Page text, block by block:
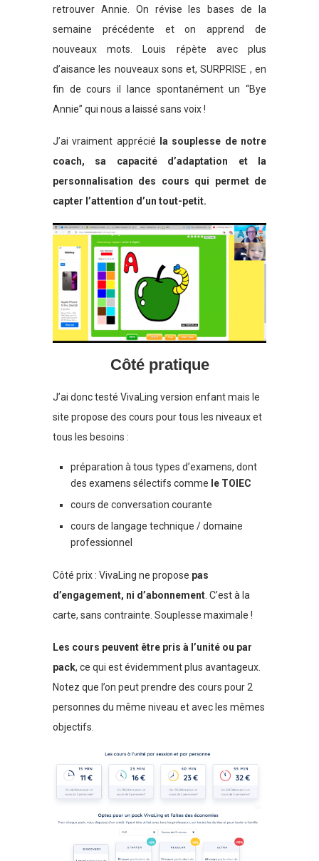
retrouver Annie. On révise les bases de la
semaine précédente et on apprend de
nouveaux mots. Louis répète avec plus
d’aisance les nouveaux sons et, SURPRISE , en
fin de cours il lance spontanément un “Bye
Annie” qui nous a laissé sans voix !
J’ai vraiment apprécié la souplesse de notre
coach, sa capacité d’adaptation et la
personnalisation des cours qui permet de
capter l’attention d’un tout-petit.
Côté pratique
J’ai donc testé VivaLing version enfant mais le
site propose des cours pour tous les niveaux et
tous les besoins :
préparation à tous types d’examens, dont
des examens sélectifs comme le TOIEC
cours de conversation courante
cours de langage technique / domaine
professionnel
Côté prix : VivaLing ne propose pas
d’engagement, ni d’abonnement. C’est à la
carte, sans contrainte. Souplesse maximale !
Les cours peuvent être pris à l’unité ou par
pack, ce qui est évidemment plus avantageux.
Notez que l’on peut prendre des cours pour 2
personnes du même niveau et avec les mêmes
objectifs.